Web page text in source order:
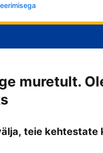
muretult.
teie kehtestate